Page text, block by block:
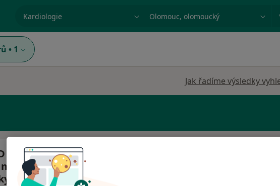
Město nebo region
• 1
Jak řadíme výsledky
- Centrum
a gynekologie